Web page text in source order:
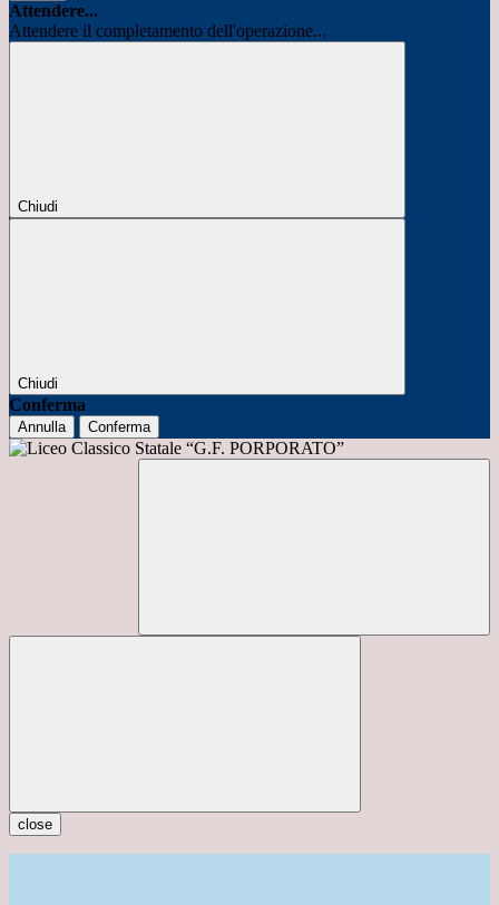
Attendere...
Attendere il completamento dell'operazione...
Chiudi
Chiudi
Conferma
Annulla Conferma
close